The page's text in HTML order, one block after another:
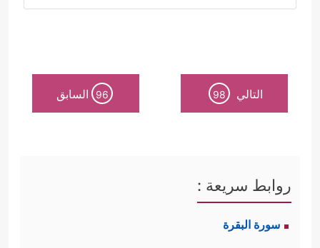
الرسالات، ويؤكِّد أن الرسالة الخاتمة
هي الصورة الأكمل لتدرُّج الرسالات
الخضوع لها واجبًا، وهو جزء من
متطلبات الإيمان بالرسالات السابقة.
التالي 98
96 السابق
روابط سريعة :
سورة البقرة